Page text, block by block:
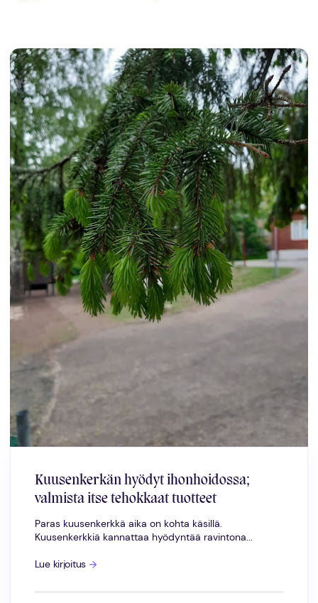
Kuusenkerkän hyödyt ihonhoidossa;
valmista itse tehokkaat tuotteet
Paras kuusenkerkkä aika on kohta käsillä.
Kuusenkerkkiä kannattaa hyödyntää ravintona...
Lue kirjoitusKuusenkerkän
valmista